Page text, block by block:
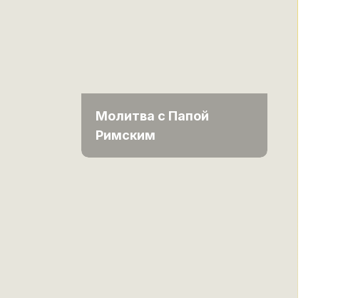
Молитва с Папой
Римским